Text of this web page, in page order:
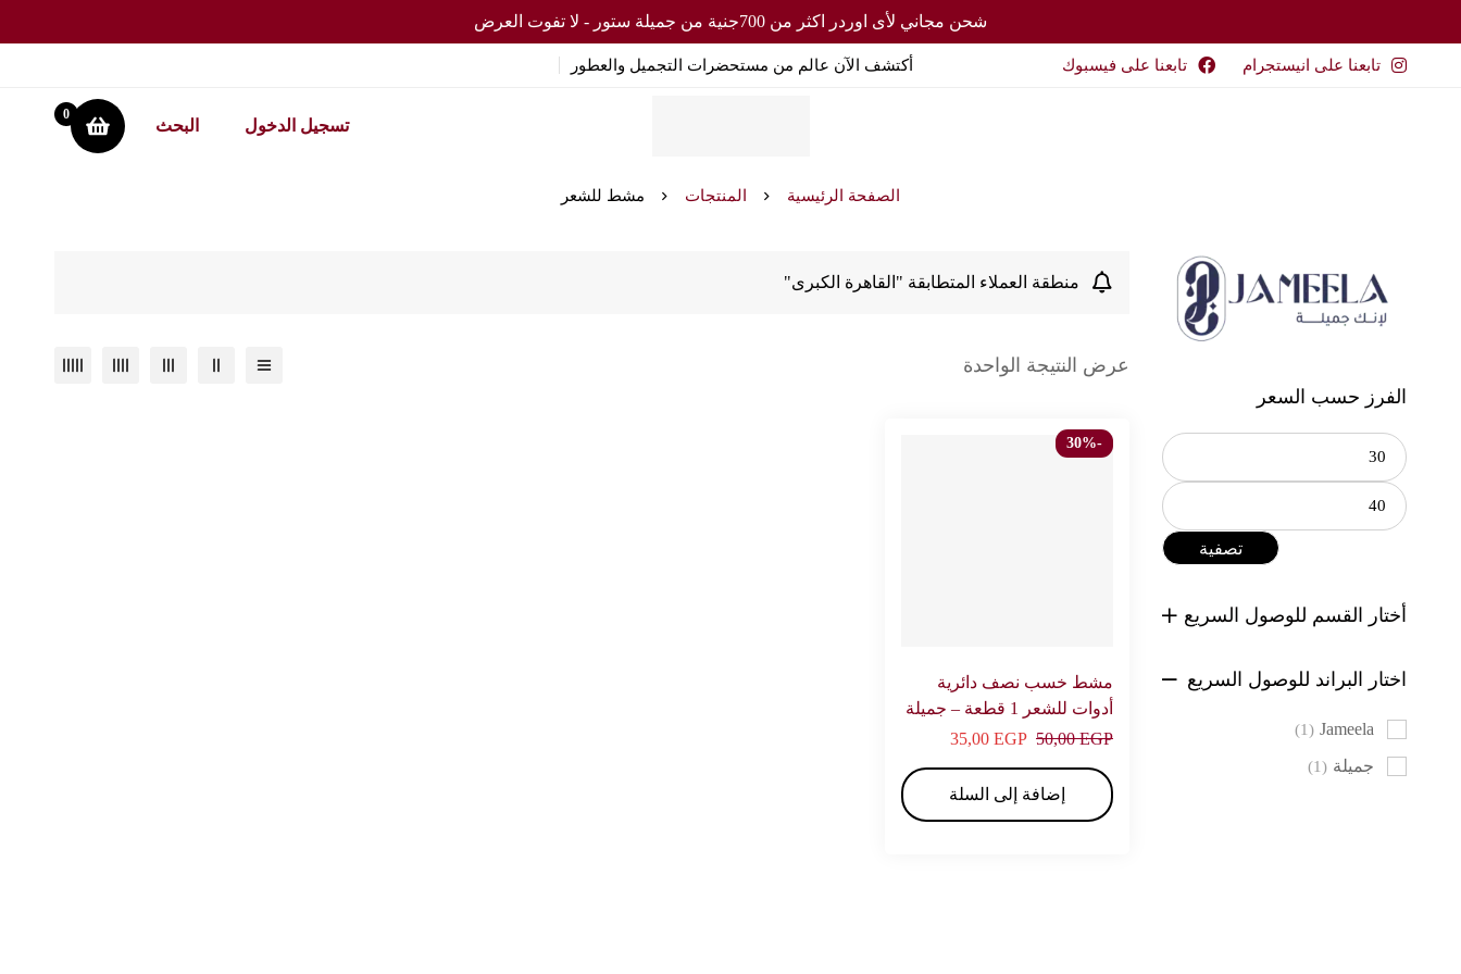
شحن مجاني لأى اوردر اكثر من 700جنية من جميلة ستور - لا تفوت العرض
تابعنا على انيستجرام تابعنا على فيسبوك أكتشف الآن عالم من مستحضرات التجميل والعطور
تسجيل الدخول البحث
0
الصفحة الرئيسية المنتجات مشط للشعر
الفرز حسب السعر
تصفية
أختار القسم للوصول السريع
اختار البراند للوصول السريع
Jameela
(1)
جميلة (1)
منطقة العملاء المتطابقة "القاهرة الكبرى"
عرض النتيجة الواحدة
-30%
مشط خسب نصف دائرية
أدوات للشعر 1 قطعة – جميلة
50,00EGP
35,00EGP
إضافة إلى السلة